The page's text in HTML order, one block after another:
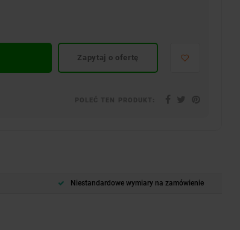
Zapytaj o ofertę
Niestandardowe wymiary na zamówienie